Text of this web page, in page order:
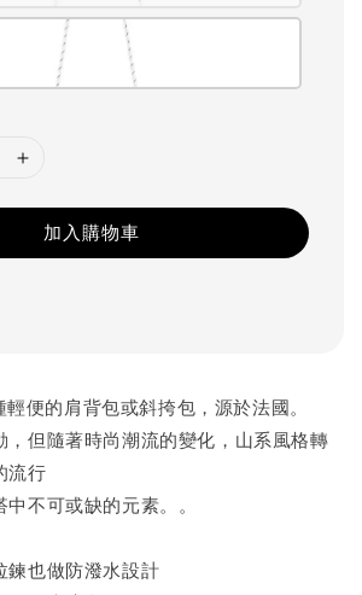
加入購物車
輕便的肩背包或斜挎包，源於法國。
，但隨著時尚潮流的變化，山系風格轉
流行
不可或缺的元素。。
鍊也做防潑水設計